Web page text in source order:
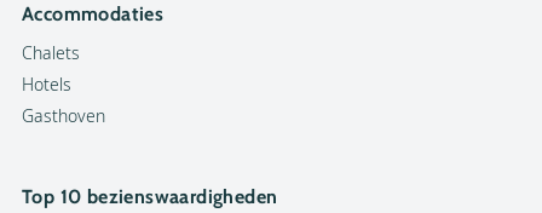
Accommodaties
Chalets
Hotels
Gasthoven
Top 10 bezienswaardigheden